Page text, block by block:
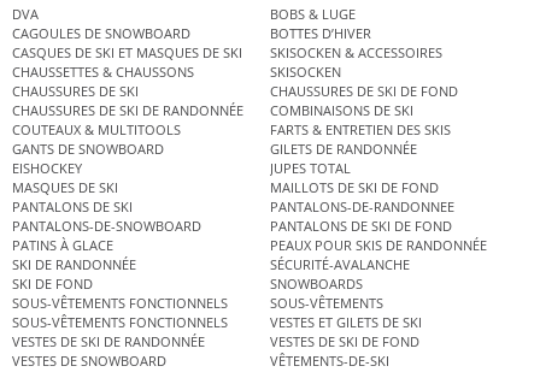
DVA
BOBS & LUGE
CAGOULES DE SNOWBOARD
BOTTES D’HIVER
CASQUES DE SKI ET MASQUES DE SKI
SKISOCKEN & ACCESSOIRES
CHAUSSETTES & CHAUSSONS
SKISOCKEN
CHAUSSURES DE SKI
CHAUSSURES DE SKI DE FOND
CHAUSSURES DE SKI DE RANDONNÉE
COMBINAISONS DE SKI
COUTEAUX & MULTITOOLS
FARTS & ENTRETIEN DES SKIS
GANTS DE SNOWBOARD
GILETS DE RANDONNÉE
EISHOCKEY
JUPES TOTAL
MASQUES DE SKI
MAILLOTS DE SKI DE FOND
PANTALONS DE SKI
PANTALONS-DE-RANDONNEE
PANTALONS-DE-SNOWBOARD
PANTALONS DE SKI DE FOND
PATINS À GLACE
PEAUX POUR SKIS DE RANDONNÉE
SKI DE RANDONNÉE
SÉCURITÉ-AVALANCHE
SKI DE FOND
SNOWBOARDS
SOUS-VÊTEMENTS FONCTIONNELS
SOUS-VÊTEMENTS
SOUS-VÊTEMENTS FONCTIONNELS
VESTES ET GILETS DE SKI
VESTES DE SKI DE RANDONNÉE
VESTES DE SKI DE FOND
VESTES DE SNOWBOARD
VÊTEMENTS-DE-SKI